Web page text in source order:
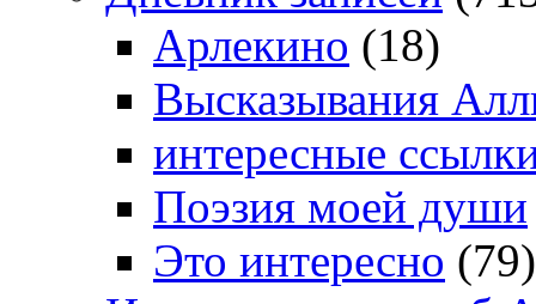
Арлекино (18)
Высказывания
интересные
Поэзия моей души
Это интересно (79)